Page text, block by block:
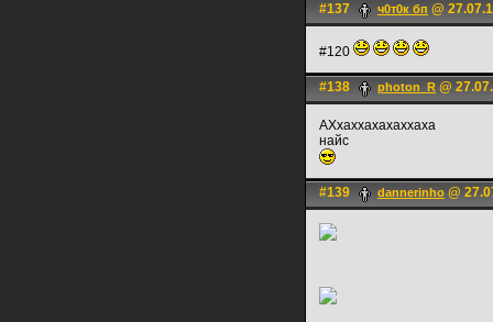
#137 ч0т0к бп @
#120
#138 photon_R @
АХхаххахахаххаха
найс
#139 dannerinho @